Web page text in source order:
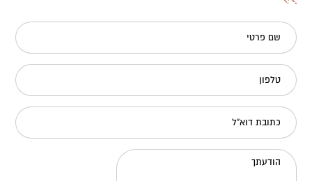
שם פרטי
טלפון
כתובת דוא"ל
הודעתך